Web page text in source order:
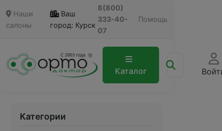
Наши
салоны
Ваш
город: Курск
8(800)
333-40-
07
Помощь
Каталог
Категории